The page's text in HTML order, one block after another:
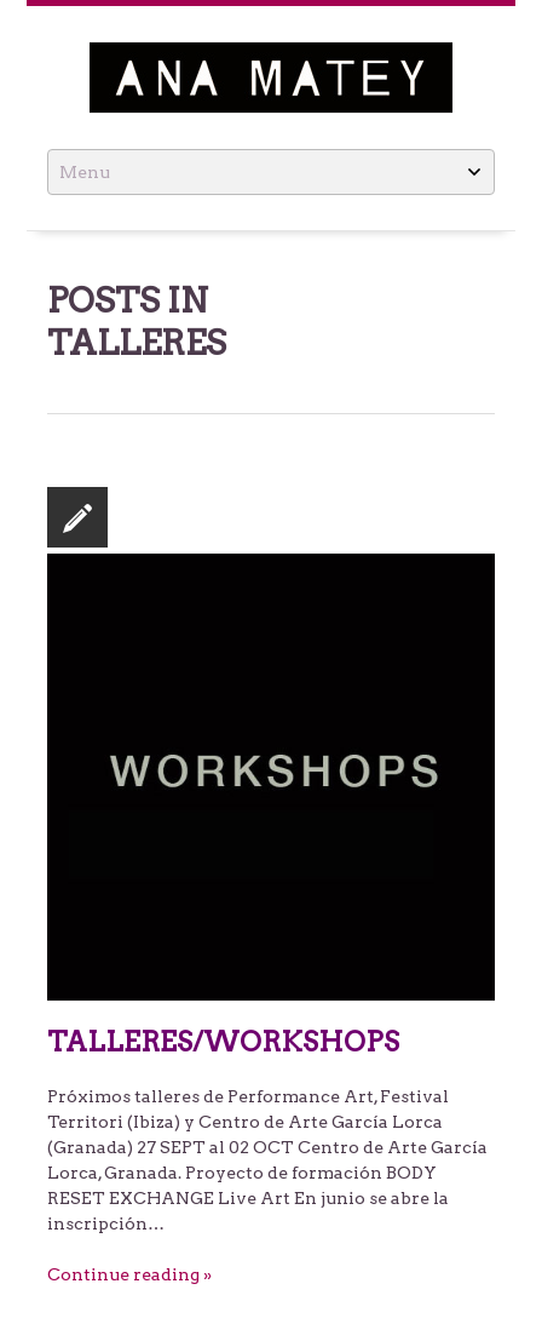
Skip
to
POSTS IN
TALLERES
TALLERES/WORKSHOPS
Próximos talleres de Performance Art, Festival
Territori (Ibiza) y Centro de Arte García Lorca
(Granada) 27 SEPT al 02 OCT Centro de Arte García
Lorca, Granada. Proyecto de formación BODY
RESET EXCHANGE Live Art En junio se abre la
inscripción…
Continue reading »